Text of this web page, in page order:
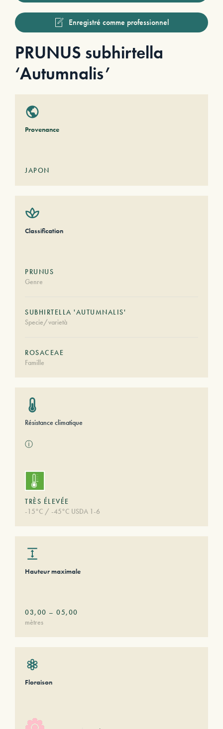
Enregistré comme professionnel
PRUNUS subhirtella
‘Autumnalis’
Provenance
JAPON
Classification
PRUNUS
Genre
SUBHIRTELLA 'AUTUMNALIS'
Specie/varietà
ROSACEAE
Famille
Résistance climatique
ⓘ
TRÈS ÉLEVÉE
-15°C / -45°C USDA 1-6
Hauteur maximale
03,00 – 05,00
mètres
Floraison